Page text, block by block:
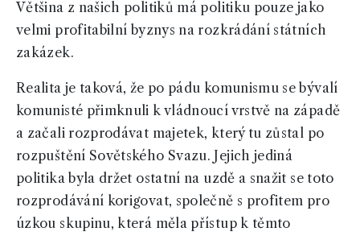
Většina z našich politiků má politiku pouze jako
velmi profitabilní byznys na rozkrádání státních
zakázek.
Realita je taková, že po pádu komunismu se bývalí
komunisté přimknuli k vládnoucí vrstvě na západě
a začali rozprodávat majetek, který tu zůstal po
rozpuštění Sovětského Svazu. Jejich jediná
politika byla držet ostatní na uzdě a snažit se toto
rozprodávání korigovat, společně s profitem pro
úzkou skupinu, která měla přístup k těmto